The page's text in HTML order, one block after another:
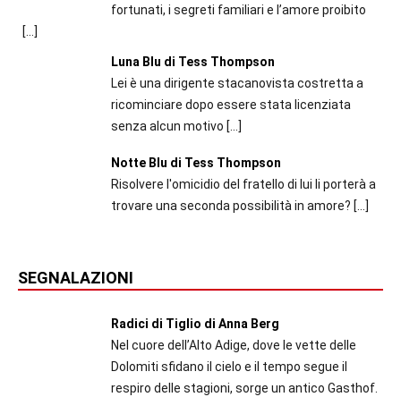
fortunati, i segreti familiari e l’amore proibito
[…]
Luna Blu di Tess Thompson
Lei è una dirigente stacanovista costretta a
ricominciare dopo essere stata licenziata
senza alcun motivo […]
Notte Blu di Tess Thompson
Risolvere l'omicidio del fratello di lui li porterà a
trovare una seconda possibilità in amore? […]
SEGNALAZIONI
Radici di Tiglio di Anna Berg
Nel cuore dell’Alto Adige, dove le vette delle
Dolomiti sfidano il cielo e il tempo segue il
respiro delle stagioni, sorge un antico Gasthof.